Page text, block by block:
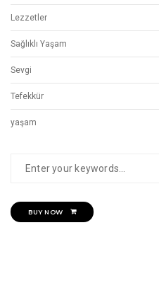
Lezzetler
Sağlıklı Yaşam
Sevgi
Tefekkür
yaşam
BUY NOW